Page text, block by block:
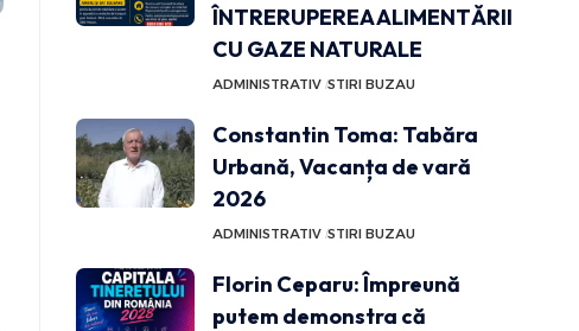
ÎNTRERUPEREA ALIMENTĂRII
CU GAZE NATURALE
ADMINISTRATIV STIRI BUZAU
Constantin Toma: Tabăra
Urbană, Vacanța de vară
2026
ADMINISTRATIV STIRI BUZAU
Florin Ceparu: Împreună
putem demonstra că